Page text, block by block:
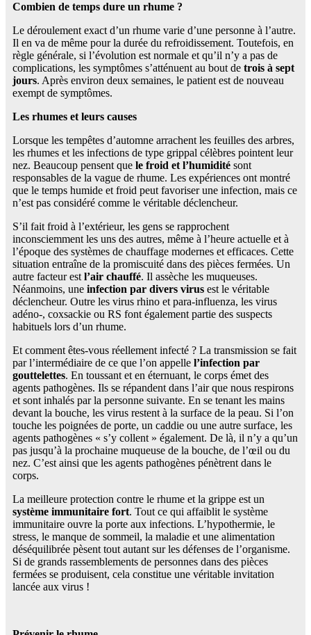
Combien de temps dure un rhume ?
Le déroulement exact d’un rhume varie d’une personne à l’autre.
Il en va de même pour la durée du refroidissement. Toutefois, en
règle générale, si l’évolution est normale et qu’il n’y a pas de
complications, les symptômes s’atténuent au bout de trois à sept
jours. Après environ deux semaines, le patient est de nouveau
exempt de symptômes.
Les rhumes et leurs causes
Lorsque les tempêtes d’automne arrachent les feuilles des arbres,
les rhumes et les infections de type grippal célèbres pointent leur
nez. Beaucoup pensent que le froid et l’humidité sont
responsables de la vague de rhume. Les expériences ont montré
que le temps humide et froid peut favoriser une infection, mais ce
n’est pas considéré comme le véritable déclencheur.
S’il fait froid à l’extérieur, les gens se rapprochent
inconsciemment les uns des autres, même à l’heure actuelle et à
l’époque des systèmes de chauffage modernes et efficaces. Cette
situation entraîne de la promiscuité dans des pièces fermées. Un
autre facteur est l’air chauffé. Il assèche les muqueuses.
Néanmoins, une infection par divers virus est le véritable
déclencheur. Outre les virus rhino et para-influenza, les virus
adéno-, coxsackie ou RS font également partie des suspects
habituels lors d’un rhume.
Et comment êtes-vous réellement infecté ? La transmission se fait
par l’intermédiaire de ce que l’on appelle l’infection par
gouttelettes. En toussant et en éternuant, le corps émet des
agents pathogènes. Ils se répandent dans l’air que nous respirons
et sont inhalés par la personne suivante. En se tenant les mains
devant la bouche, les virus restent à la surface de la peau. Si l’on
touche les poignées de porte, un caddie ou une autre surface, les
agents pathogènes « s’y collent » également. De là, il n’y a qu’un
pas jusqu’à la prochaine muqueuse de la bouche, de l’œil ou du
nez. C’est ainsi que les agents pathogènes pénètrent dans le
corps.
La meilleure protection contre le rhume et la grippe est un
système immunitaire fort. Tout ce qui affaiblit le système
immunitaire ouvre la porte aux infections. L’hypothermie, le
stress, le manque de sommeil, la maladie et une alimentation
déséquilibrée pèsent tout autant sur les défenses de l’organisme.
Si de grands rassemblements de personnes dans des pièces
fermées se produisent, cela constitue une véritable invitation
lancée aux virus !